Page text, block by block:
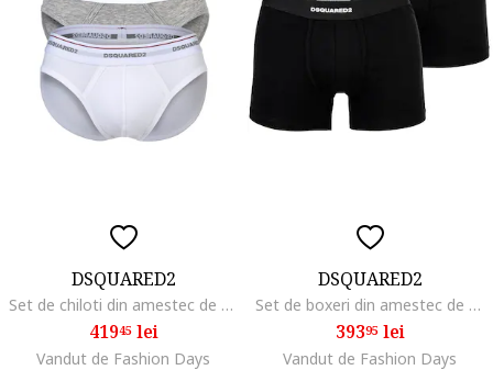
DSQUARED2
Set de chiloti din amestec de bumbac cu banda logo in talie - 3 perechi, Alb/Negru/Gri
41945lei
Vandut de Fashion Days
DSQUARED2
Set de boxeri din amestec de bumbac - 2 perechi, Negru
39395lei
Vandut de Fashion Days